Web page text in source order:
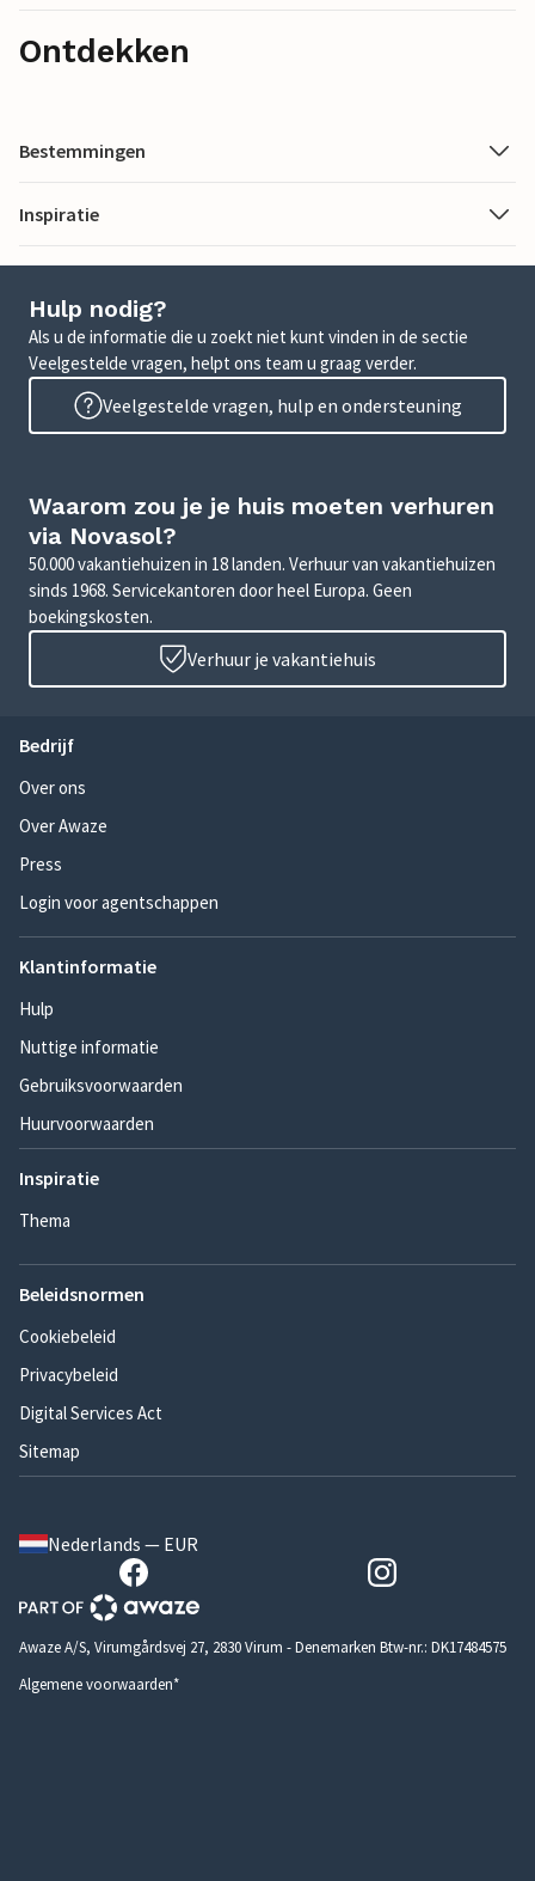
Ontdekken
Bestemmingen
Inspiratie
Hulp nodig?
Als u de informatie die u zoekt niet kunt vinden in de sectie
Veelgestelde vragen, helpt ons team u graag verder.
Veelgestelde vragen, hulp en ondersteuning
Waarom zou je je huis moeten verhuren
via Novasol?
50.000 vakantiehuizen in 18 landen. Verhuur van vakantiehuizen
sinds 1968. Servicekantoren door heel Europa. Geen
boekingskosten.
Verhuur je vakantiehuis
Bedrijf
Over ons
Over Awaze
Press
Login voor agentschappen
Klantinformatie
Hulp
Nuttige informatie
Gebruiksvoorwaarden
Huurvoorwaarden
Inspiratie
Thema
Beleidsnormen
Cookiebeleid
Privacybeleid
Digital Services Act
Sitemap
Nederlands — EUR
Awaze A/S, Virumgårdsvej 27, 2830 Virum - Denemarken Btw-nr.: DK17484575
Algemene voorwaarden*